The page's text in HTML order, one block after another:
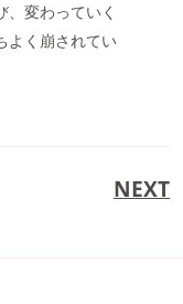
変わっていく
よく崩されてい
NEXT